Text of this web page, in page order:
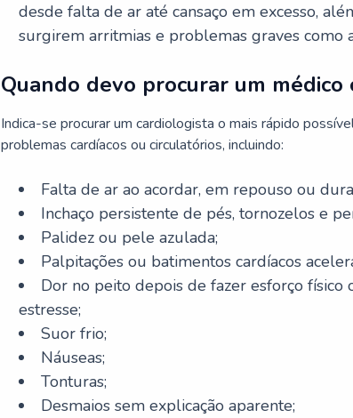
desde falta de ar até cansaço em excesso,
surgirem arritmias e problemas graves como
Quando devo procurar um médico
Indica-se procurar um cardiologista o mais rápido
problemas cardíacos ou circulatórios, incluindo:
Falta de ar ao acordar, em repouso ou
Inchaço persistente de pés, tornozelos e
Palidez ou pele azulada;
Palpitações ou batimentos cardíacos
Dor no peito depois de fazer esforço físico
estresse;
Suor frio;
Náuseas;
Tonturas;
Desmaios sem explicação aparente;